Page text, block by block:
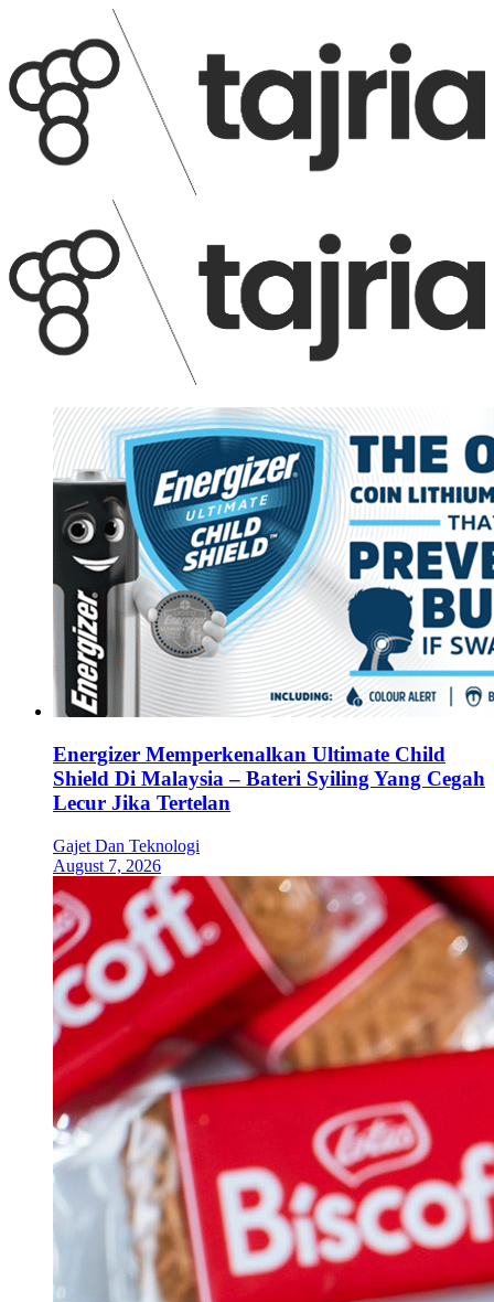
Energizer Memperkenalkan Ultimate Child
Shield Di Malaysia – Bateri Syiling Yang Cegah
Lecur Jika Tertelan
Gajet Dan Teknologi
August 7, 2026